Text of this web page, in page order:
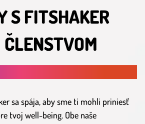
S FITSHAKER
sa spája, aby sme ti mohli priniesť
tvoj well-being. Obe naše